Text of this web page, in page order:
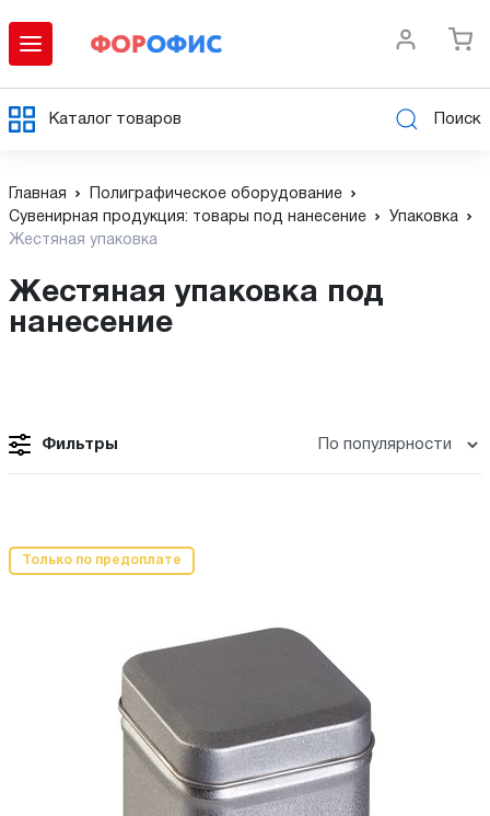
Каталог товаров Поиск
Главная
Полиграфическое оборудование
Сувенирная продукция: товары под нанесение
Упаковка
Жестяная упаковка
Жестяная упаковка под
нанесение
Фильтры
Только по предоплате